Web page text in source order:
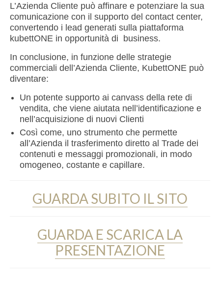
L’Azienda Cliente può affinare e potenziare la sua
comunicazione con il supporto del contact center,
convertendo i lead generati sulla piattaforma
kubettONE in opportunità di business.
In conclusione, in funzione delle strategie
commerciali dell’Azienda Cliente, KubettONE può
diventare:
Un potente supporto ai canvass della rete di
vendita, che viene aiutata nell’identificazione e
nell’acquisizione di nuovi Clienti
Così come, uno strumento che permette
all’Azienda il trasferimento diretto al Trade dei
contenuti e messaggi promozionali, in modo
omogeneo, costante e capillare.
GUARDA SUBITO IL SITO
GUARDA E SCARICA LA
PRESENTAZIONE